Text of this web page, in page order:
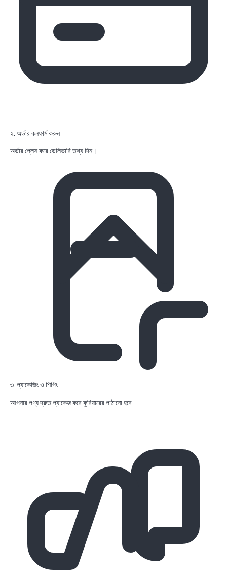
২. অর্ডার কনফার্ম করুন
অর্ডার প্লেস করে ডেলিভারি তথ্য দিন।
৩. প্যাকেজিং ও শিপিং
আপনার পণ্য দ্রুত প্যাকেজ করে কুরিয়ারের পাঠানো হবে